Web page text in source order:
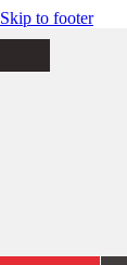
Skip to footer